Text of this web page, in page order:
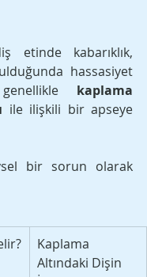
etinde kabarıklık,
hassasiyet
kaplama
ile ilişkili bir apseye
bir sorun olarak
Kaplama
Altındaki Dişin